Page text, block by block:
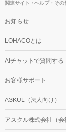
関連サイト・ヘルプ・その
お知らせ
LOHACOとは
AIチャットで質問する
お客様サポート
ASKUL（法人向け）
アスクル株式会社（会